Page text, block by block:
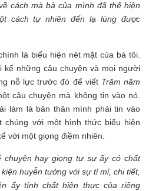
cách mà bà của mình đã thể hiện
cách tự nhiên đến lạ lùng được
là biểu hiện nét mặt của bà tôi.
kể những câu chuyện và mọi người
nỗ lực trước đó để viết Trăm năm
câu chuyện mà không tin vào nó.
làm là bản thân mình phải tin vào
chúng với một hình thức biểu hiện
với một giọng điềm nhiên.
chuyện hay giọng tự sự ấy có chất
huyễn tưởng với sự tỉ mỉ, chi tiết,
ấy tính chất hiện thực của riêng